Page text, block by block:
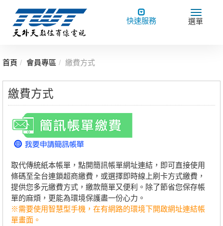
Toggle
navigation
快速服務
Toggle
選單
首頁 會員專區 繳費方式
繳費方式
取代傳統紙本帳單，點開簡訊帳單網址連結，即可直接使用
條碼至全台連鎖超商繳費，或選擇即時線上刷卡方式繳費，
提供您多元繳費方式，繳款簡單又便利。除了節省您保存帳
單的麻煩，更能為環境保護盡一份心力。
※需要使用智慧型手機，在有網路的環境下開啟網址連結帳
單畫面。